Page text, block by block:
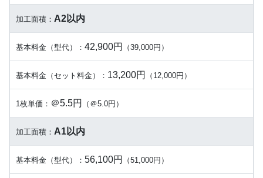
加工面積： A2以内
基本料金（型代）： 42,900円 （39,000円）
基本料金（セット料金）： 13,200円 （12,000円）
1枚単価： ＠5.5円 （＠5.0円）
加工面積： A1以内
基本料金（型代）： 56,100円 （51,000円）